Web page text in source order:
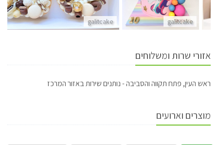
galitcake
galitcake
אזורי שרות ומשלוחים
ראש העין, פתח תקווה והסביבה - נותנים שירות באזור המרכז
מוצרים וארועים